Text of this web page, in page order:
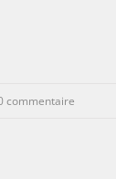
commentaire